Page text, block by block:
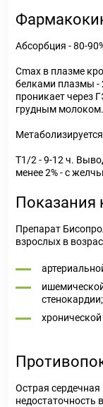
Абсорбция - 80-
Cmax в плазме
белками плазмы -
проникает через
грудным молоком.
T1/2 - 9-12 ч.
менее 2% - с
Показания
Препарат
взрослых в
стенокардии;
Острая сердечная
недостаточность